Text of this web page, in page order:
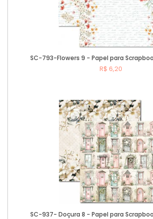
SC-793-Flowers 9 - Papel para
R$ 6,20
SC-937- Doçura 8 - Papel para